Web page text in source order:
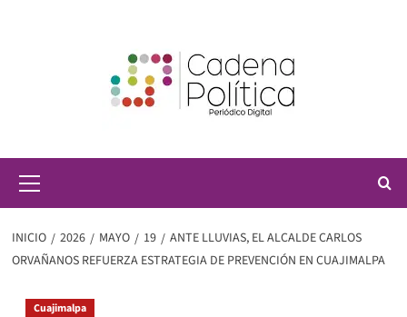
principal
INICIO 2026 MAYO 19
ANTE LLUVIAS, EL ALCALDE CARLOS
ORVAÑANOS REFUERZA ESTRATEGIA DE PREVENCIÓN EN CUAJIMALPA
Cuajimalpa